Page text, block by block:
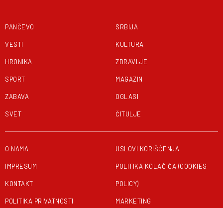
PANČEVO
VESTI
HRONIKA
SPORT
ZABAVA
SVET
SRBIJA
KULTURA
ZDRAVLJE
MAGAZIN
OGLASI
ČITULJE
O NAMA
IMPRESUM
KONTAKT
POLITIKA PRIVATNOSTI
USLOVI KORIŠĆENJA
POLITIKA KOLAČIĆA (COOKIES
POLICY)
MARKETING